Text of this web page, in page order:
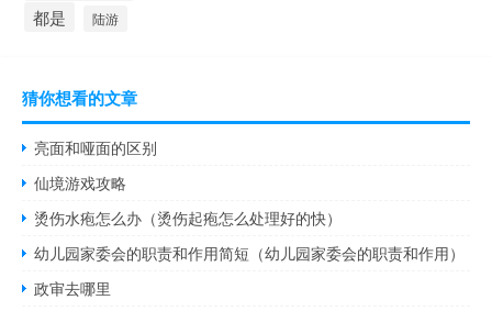
都是 陆游
猜你想看的文章
亮面和哑面的区别
仙境游戏攻略
烫伤水疱怎么办（烫伤起疱怎么处理好的快）
幼儿园家委会的职责和作用简短（幼儿园家委会的职责和作用）
政审去哪里